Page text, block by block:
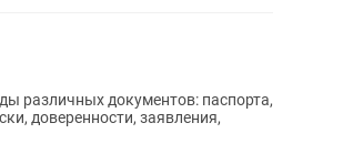
различных документов: паспорта,
доверенности, заявления,